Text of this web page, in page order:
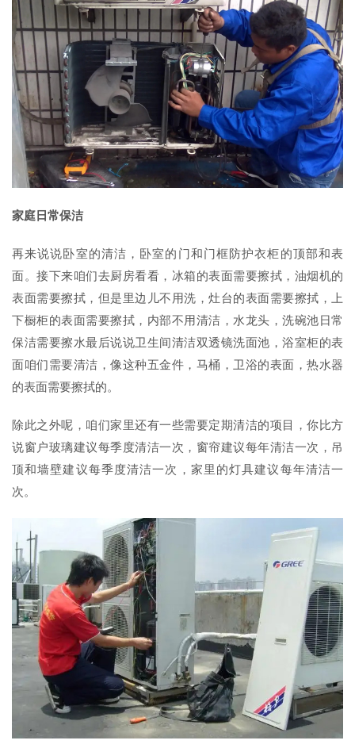
家庭日常保洁
再来说说卧室的清洁，卧室的门和门框防护衣柜的顶部和表
面。接下来咱们去厨房看看，冰箱的表面需要擦拭，油烟机的
表面需要擦拭，但是里边儿不用洗，灶台的表面需要擦拭，上
下橱柜的表面需要擦拭，内部不用清洁，水龙头，洗碗池日常
保洁需要擦水最后说说卫生间清洁双透镜洗面池，浴室柜的表
面咱们需要清洁，像这种五金件，马桶，卫浴的表面，热水器
的表面需要擦拭的。
除此之外呢，咱们家里还有一些需要定期清洁的项目，你比方
说窗户玻璃建议每季度清洁一次，窗帘建议每年清洁一次，吊
顶和墙壁建议每季度清洁一次，家里的灯具建议每年清洁一
次。